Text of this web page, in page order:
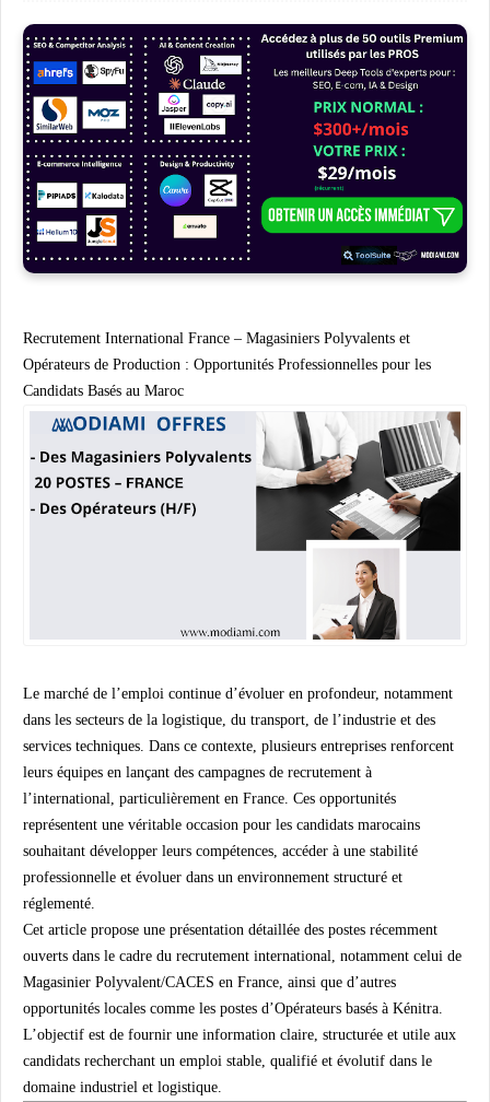
Recrutement International France – Magasiniers Polyvalents et
Opérateurs de Production : Opportunités Professionnelles pour les
Candidats Basés au Maroc
Le marché de l’emploi continue d’évoluer en profondeur, notamment
dans les secteurs de la logistique, du transport, de l’industrie et des
services techniques. Dans ce contexte, plusieurs entreprises renforcent
leurs équipes en lançant des campagnes de recrutement à
l’international, particulièrement en France. Ces opportunités
représentent une véritable occasion pour les candidats marocains
souhaitant développer leurs compétences, accéder à une stabilité
professionnelle et évoluer dans un environnement structuré et
réglementé.
Cet article propose une présentation détaillée des postes récemment
ouverts dans le cadre du recrutement international, notamment celui de
Magasinier Polyvalent/CACES en France, ainsi que d’autres
opportunités locales comme les postes d’Opérateurs basés à Kénitra.
L’objectif est de fournir une information claire, structurée et utile aux
candidats recherchant un emploi stable, qualifié et évolutif dans le
domaine industriel et logistique.